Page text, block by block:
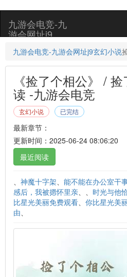
九游会电竞-九
游会网址j9
九游会电竞-九游会网址j9玄幻小说
《捡了个相公》 /
读 -九游会电竞
玄幻小说 已完结
最新章节：
更新时间：2025-06-24 08:06:20
最近阅读
、 神魔十字架、 能不能在办公室干
感后，我被摁怀里亲、、 时光与他
比星光美丽免费观看、 你比星光美
由、